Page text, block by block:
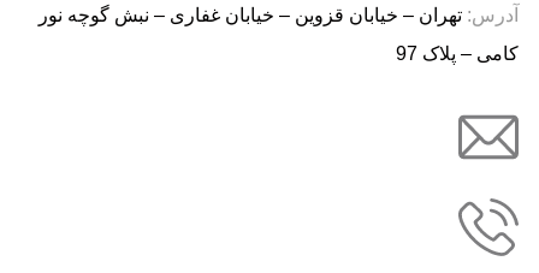
آدرس: تهران – خیابان قزوین – خیابان غفاری – نبش گوچه نور
کامی – پلاک 97